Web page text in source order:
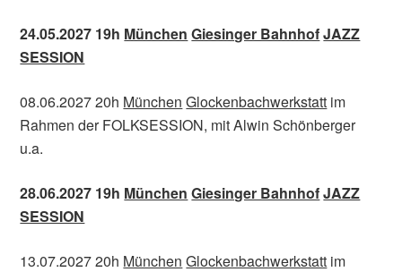
24.05.2027 19h München Giesinger BahnhofJAZZ
SESSION
08.06.2027 20h München Glockenbachwerkstatt im
Rahmen der FOLKSESSION, mit Alwin Schönberger
u.a.
28.06.2027 19h München Giesinger BahnhofJAZZ
SESSION
13.07.2027 20h München Glockenbachwerkstatt im